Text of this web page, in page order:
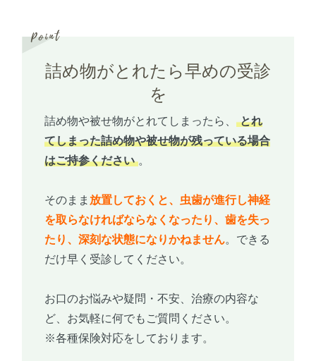
詰め物がとれたら早めの受診
を
詰め物や被せ物がとれてしまったら、
とれ
てしまった詰め物や被せ物が残っている場合
はご持参ください 。
そのまま 放置しておくと、虫歯が進行し神経
を取らなければならなくなったり、歯を失っ
たり、深刻な状態になりかねません。できる
だけ早く受診してください。
お口のお悩みや疑問・不安、治療の内容な
ど、お気軽に何でもご質問ください。
※各種保険対応をしております。